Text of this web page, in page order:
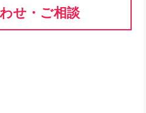
せ・ご相談